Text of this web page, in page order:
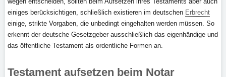
einiges berücksichtigen, schließlich existieren im deutschen Erbrecht
einige, strikte Vorgaben, die unbedingt eingehalten werden müssen. So
erkennt der deutsche Gesetzgeber ausschließlich das eigenhändige und
das öffentliche Testament als ordentliche Formen an.
Testament aufsetzen beim Notar